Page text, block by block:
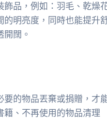
品，例如：羽毛、乾燥
明亮度，同時也能提升
闊。
要的物品丟棄或捐贈，才
籍、不再使用的物品清理